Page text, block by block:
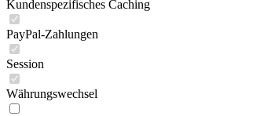
Kundenspezifisches Caching
PayPal-Zahlungen
Session
Währungswechsel